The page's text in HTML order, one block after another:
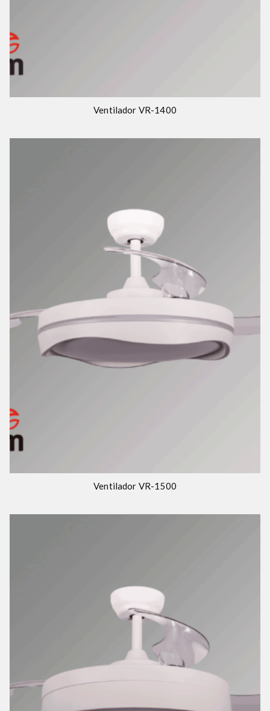
Ventilador VR-1400
Ventilador VR-1500